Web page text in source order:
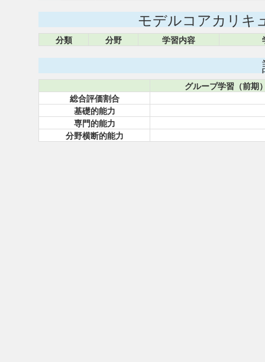
モデルコアカリキ
分類 分野 学習内容
グループ学習（前期
総合評価割合
基礎的能力
専門的能力
分野横断的能力